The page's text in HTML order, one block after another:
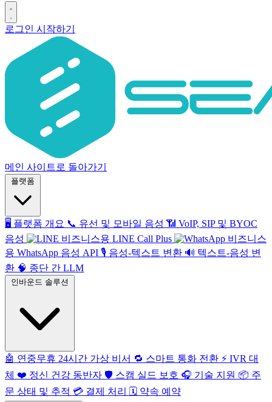
로그인 시작하기
메인 사이트로 돌아가기
플랫폼
🖥️ 플랫폼 개요 📞 유선 및 모바일 음성 📶 VoIP, SIP 및 BYOC
음성
비즈니스용 LINE Call Plus
비즈니스
용 WhatsApp 음성 API 🎙️ 음성-텍스트 변환 🔊 텍스트-음성 변
환 🧠 종단 간 LLM
인바운드 솔루션
🤖 연중무휴 24시간 가상 비서 🔁 스마트 통화 전환 ⚡️ IVR 대
체 ❤️ 정신 건강 동반자 🛡️ 스캠 실드 보호 🎧 기술 지원 📦 주
문 상태 및 추적 💳 결제 처리 🗓️ 약속 예약